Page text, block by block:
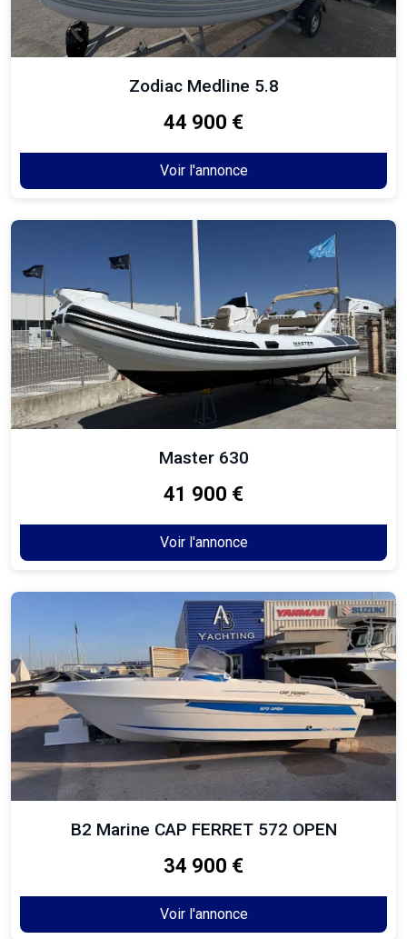
Zodiac Medline 5.8
44 900 €
Voir l'annonce
Master 630
41 900 €
Voir l'annonce
B2 Marine CAP FERRET 572 OPEN
34 900 €
Voir l'annonce